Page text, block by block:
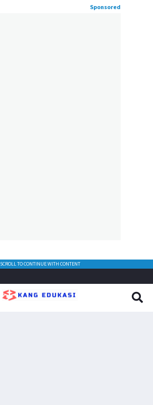
Sponsored
SCROLL TO CONTINUE WITH CONTENT